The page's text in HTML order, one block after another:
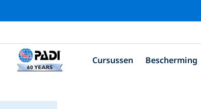
Cursussen Bescherming